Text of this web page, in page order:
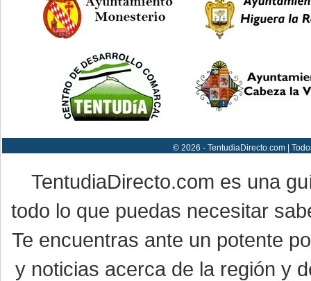
© 2026 - TentudiaDirecto.com |
TentudiaDirecto.com es una
todo lo que puedas necesitar
Te encuentras ante un potente
y noticias acerca de la región y